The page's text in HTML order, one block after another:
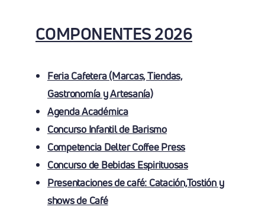
COMPONENTES 2026
Feria Cafetera (Marcas, Tiendas,
Gastronomía y Artesanía)
Agenda Académica
Concurso Infantil de Barismo
Competencia Delter Coffee Press
Concurso de Bebidas Espirituosas
Presentaciones de café: Catación,Tostión y
shows de Café